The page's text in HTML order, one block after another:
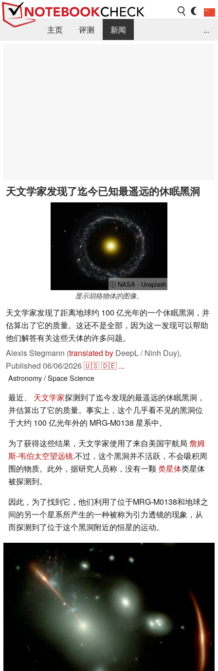
主页 评测
新闻
...
天文学家发现了迄今已知最遥远的休眠黑洞
ⓘ NASA - Unsplash
显示胡格物体的图像。
天文学家发现了距离地球约 100 亿光年的一个休眠黑洞，并
估算出了它的质量。这还不是全部，因为这一发现可以帮助
他们解答有关这些天体的许多问题。
Alexis Stegmann (translated by DeepL / Ninh Duy),
Published 06/06/2026🇺🇸🇩🇪 ...
Astronomy / SpaceScience
最近、 天文学家探测到了迄今发现的最遥远的休眠黑洞，
并估算出了它的质量。事实上，这个几乎看不见的黑洞位
于大约 100 亿光年外的 MRG-M0138 星系中。
为了获得这些结果，天文学家使用了来自美国宇航局 詹姆
斯-韦伯太空望远镜.不过，这个黑洞并不活跃，不会吸积周
围的物质。此外，据研究人员称，没有一颗类星体类星体
被探测到。
因此，为了找到它，他们利用了位于MRG-M0138和地球之
间的另一个星系所产生的一种被称为引力透镜的现象，从
而探测到了位于这个黑洞附近的恒星的运动。